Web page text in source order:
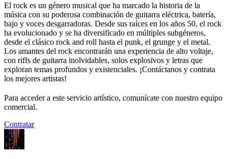
El rock es un género musical que ha marcado la historia de la
música con su poderosa combinación de guitarra eléctrica, batería,
bajo y voces desgarradoras. Desde sus raíces en los años 50, el rock
ha evolucionado y se ha diversificado en múltiples subgéneros,
desde el clásico rock and roll hasta el punk, el grunge y el metal.
Los amantes del rock encontrarán una experiencia de alto voltaje,
con riffs de guitarra inolvidables, solos explosivos y letras que
exploran temas profundos y existenciales. ¡Contáctanos y contrata
los mejores artistas!
Para acceder a este servicio artístico, comunícate con nuestro equipo
comercial.
Contratar